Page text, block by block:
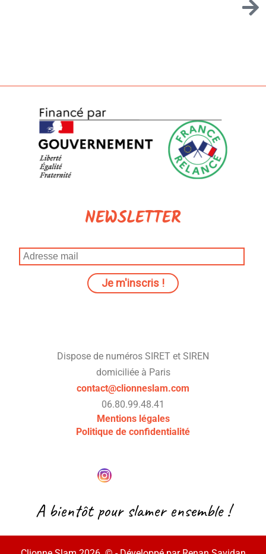
NEWSLETTER
Dispose de numéros SIRET et SIREN
domiciliée à Paris
contact@clionneslam.com
06.80.99.48.41
Mentions légales
Politique de confidentialité
A bientôt pour slamer ensemble !